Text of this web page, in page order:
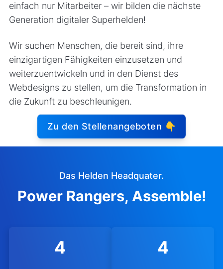
einfach nur Mitarbeiter – wir bilden die nächste
Generation digitaler Superhelden!
Wir suchen Menschen, die bereit sind, ihre
einzigartigen Fähigkeiten einzusetzen und
weiterzuentwickeln und in den Dienst des
Webdesigns zu stellen, um die Transformation in
die Zukunft zu beschleunigen.
Zu den Stellenangeboten 👇
Das Helden Headquater.
Power Rangers, Assemble!
4 4